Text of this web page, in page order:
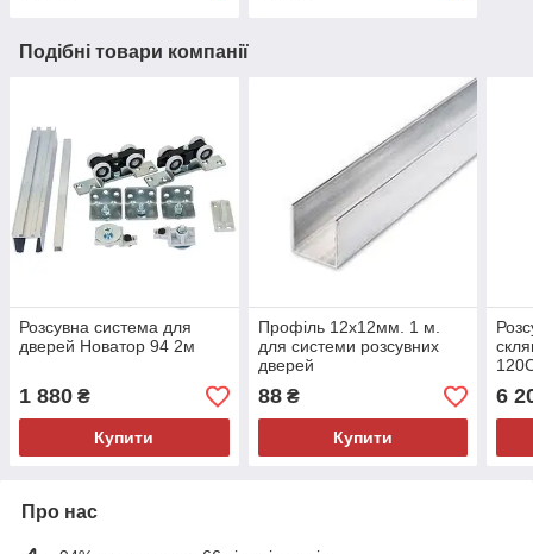
Подібні товари компанії
Розсувна система для
дверей Новатор 94 2м
1 880 ₴
Купити
Профіль 12х12мм. 1 м.
для системи розсувних
дверей
88₴
Купити
6
Про нас